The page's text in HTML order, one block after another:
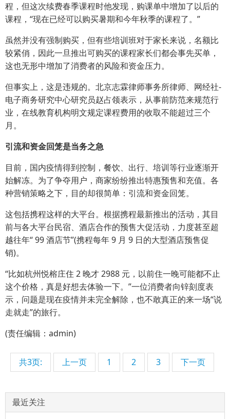
程，但这次续费春季课程时他发现，购课单中增加了以后的
课程，“现在已经可以购买暑期和今年秋季的课程了。”
虽然并没有强制购买，但有些培训班对于家长来说，名额比
较紧俏，因此一旦推出可购买的课程家长们都会事先买单，
这也无形中增加了消费者的风险和资金压力。
但事实上，这是违规的。北京志霖律师事务所律师、网经社-
电子商务研究中心研究员赵占领表示，从事前防范来规范行
业，在线教育机构明文规定课程费用的收取不能超过三个
月。
引流和资金回笼是当务之急
目前，国内疫情得到控制，餐饮、出行、培训等行业逐渐开
始解冻。为了争夺用户，商家纷纷推出特惠预售和充值。各
种营销策略之下，目的却很简单：引流和资金回笼。
这包括携程这样的大平台。根据携程最新推出的活动，其目
前与各大平台民宿、酒店合作的预售大促活动，力度甚至超
越往年“ 99 酒店节”(携程每年 9 月 9 日的大型酒店预售促
销)。
“比如杭州悦榕庄住 2 晚才 2988 元，以前住一晚可能都不止
这个价格，真是好想去体验一下。”一位消费者向锌刻度表
示，问题是现在疫情并未完全解除，也不敢真正的来一场“说
走就走”的旅行。
(责任编辑：admin)
共3页: 上一页 1 2 3 下一页
最近关注